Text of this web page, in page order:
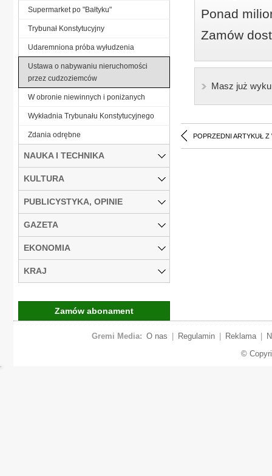
Ponad
Zamów
Masz już
POPRZEDNI ARTYKUŁ Z
Supermarket po "Bałtyku"
Trybunał Konstytucyjny
Udaremniona próba wyłudzenia
Ustawa o nabywaniu nieruchomości
przez cudzoziemców
W obronie niewinnych i poniżanych
Wykładnia Trybunału Konstytucyjnego
Zdania odrębne
NAUKA I TECHNIKA
KULTURA
PUBLICYSTYKA, OPINIE
GAZETA
EKONOMIA
KRAJ
Zamów abonament
Gremi Media: O nas Regulamin Reklama
©